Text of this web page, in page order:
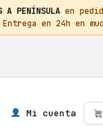
A PENÍNSULA en
en 24h en
Mi cuenta